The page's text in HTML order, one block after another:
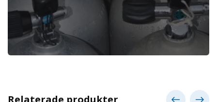
Relaterade produkter